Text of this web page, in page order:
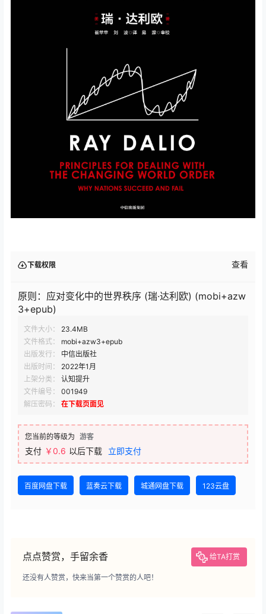
下载权限 查看
原则：应对变化中的世界秩序 (瑞·达利欧) (mobi+azw
3+epub)
文件大小：
23.4MB
文件格式：
mobi+azw3+epub
出版发行：
中信出版社
出版时间：
2022年1月
上架分类：
认知提升
文件编号：
001949
解压密码：
在下载页面见
您当前的等级为 游客
支付 ￥0.6 以后下载 立即支付
百度网盘下载 蓝奏云下载 城通网盘下载 123云盘
点点赞赏，手留余香 给TA打赏
还没有人赞赏，快来当第一个赞赏的人吧！